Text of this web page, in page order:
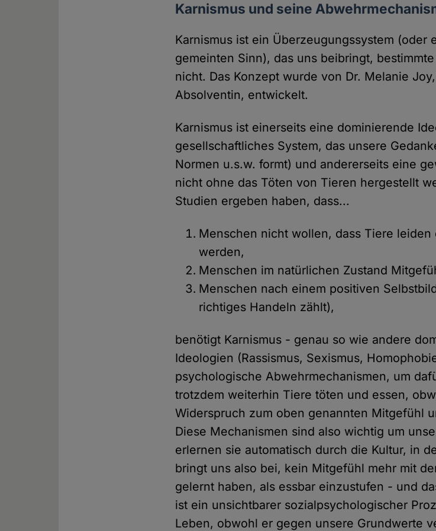
Karnismus und seine
Karnismus ist ein Überzeugungssystem (oder
gemeinten Sinn), das uns beibringt,
nicht. Das Konzept wurde von Dr. Melanie
Absolventin, entwickelt.
Karnismus ist einerseits eine dominierende
gesellschaftliches System, das unsere
Normen u.s.w. formt) und andererseits eine
nicht ohne das Töten von Tieren hergestellt
Studien ergeben haben, dass...
Menschen nicht wollen, dass Tiere
werden,
Menschen im natürlichen Zustand
Menschen nach einem positiven
richtiges Handeln zählt),
benötigt Karnismus - genau so wie andere
Ideologien (Rassismus, Sexismus,
psychologische Abwehrmechanismen, um
trotzdem weiterhin Tiere töten und essen,
Widerspruch zum oben genannten Mitgefühl
Diese Mechanismen sind also wichtig um
erlernen sie automatisch durch die Kultur, in
bringt uns also bei, kein Mitgefühl mehr mit
gelernt haben, als essbar einzustufen - und
ist ein unsichtbarer sozialpsychologischer
Leben, obwohl er gegen unsere Grundwerte